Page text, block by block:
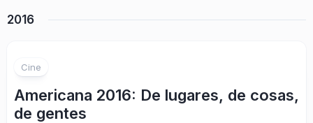
2016
Cine
Americana 2016: De lugares, de cosas,
de gentes